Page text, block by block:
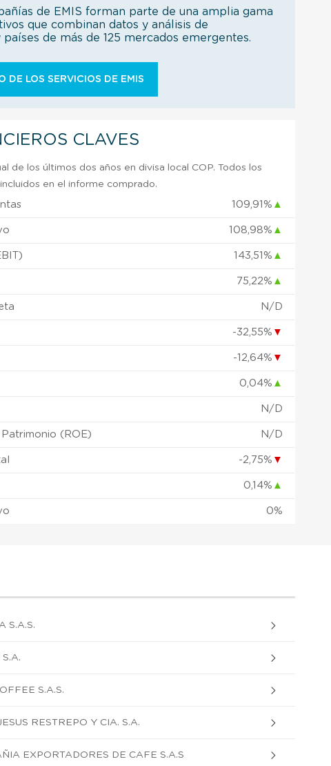
de EMIS forman parte de una amplia gama
que combinan datos y análisis de
de más de 125 mercados emergentes.
DE LOS SERVICIOS DE EMIS
CLAVES
de los últimos dos años en divisa local COP. Todos los
en el informe comprado.
109,91% ▲
108,98% ▲
143,51% ▲
75,22% ▲
N/D
-32,55% ▼
-12,64% ▼
0,04% ▲
N/D
(ROE) N/D
-2,75% ▼
0,14% ▲
0%
S.A.S.
S.A.S.
RESTREPO Y CIA. S.A.
EXPORTADORES DE CAFE S.A.S